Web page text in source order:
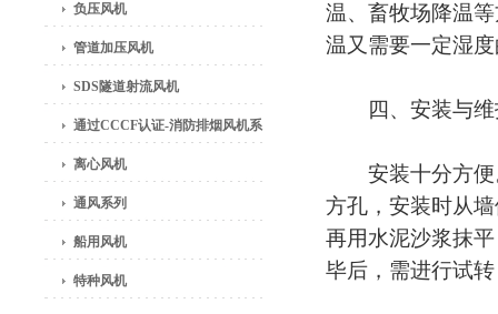
负压风机
管道加压风机
SDS隧道射流风机
通过CCCF认证-消防排烟风机系
列
离心风机
通风系列
船用风机
特种风机
温、畜牧场降温
温又需要一定湿
四、安装与维
安装十分方便
方孔，安装时从
再用水泥沙浆抹
毕后，需进行试